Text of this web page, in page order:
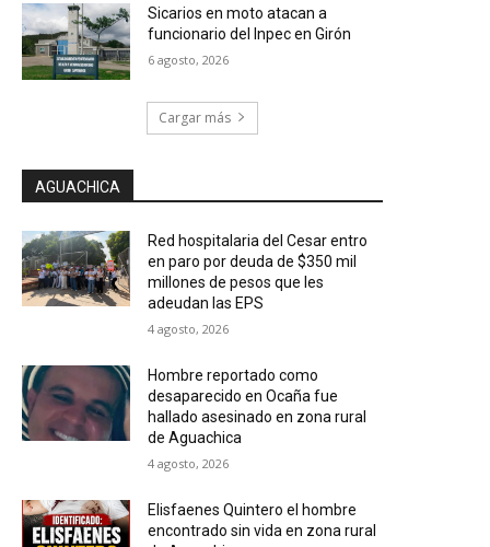
Sicarios en moto atacan a
funcionario del Inpec en Girón
6 agosto, 2026
Cargar más
AGUACHICA
Red hospitalaria del Cesar entro
en paro por deuda de $350 mil
millones de pesos que les
adeudan las EPS
4 agosto, 2026
Hombre reportado como
desaparecido en Ocaña fue
hallado asesinado en zona rural
de Aguachica
4 agosto, 2026
Elisfaenes Quintero el hombre
encontrado sin vida en zona rural